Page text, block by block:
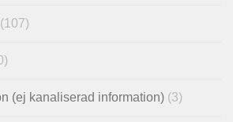
(107)
(ej kanaliserad information) (3)